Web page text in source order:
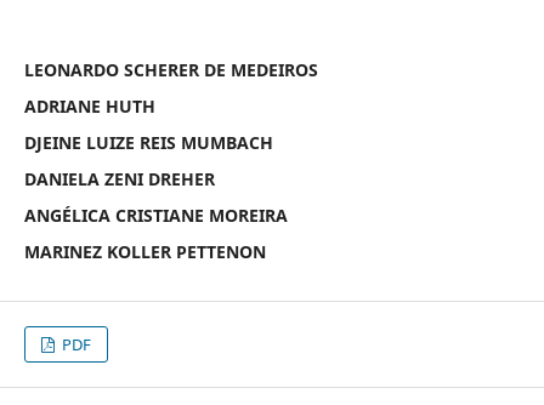
LEONARDO SCHERER DE MEDEIROS
ADRIANE HUTH
DJEINE LUIZE REIS MUMBACH
DANIELA ZENI DREHER
ANGÉLICA CRISTIANE MOREIRA
MARINEZ KOLLER PETTENON
PDF